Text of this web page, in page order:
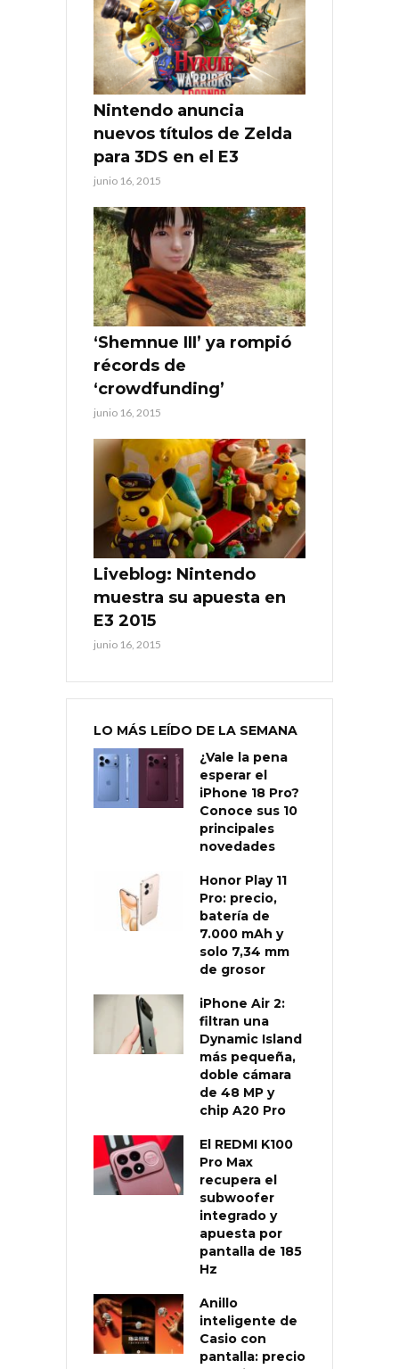
Nintendo anuncia
nuevos títulos de Zelda
para 3DS en el E3
junio 16, 2015
‘Shemnue III’ ya rompió
récords de
‘crowdfunding’
junio 16, 2015
Liveblog: Nintendo
muestra su apuesta en
E3 2015
junio 16, 2015
LO MÁS LEÍDO DE LA SEMANA
¿Vale la pena
esperar el
iPhone 18 Pro?
Conoce sus 10
principales
novedades
Honor Play 11
Pro: precio,
batería de
7.000 mAh y
solo 7,34 mm
de grosor
iPhone Air 2:
filtran una
Dynamic Island
más pequeña,
doble cámara
de 48 MP y
chip A20 Pro
El REDMI K100
Pro Max
recupera el
subwoofer
integrado y
apuesta por
pantalla de 185
Hz
Anillo
inteligente de
Casio con
pantalla: precio